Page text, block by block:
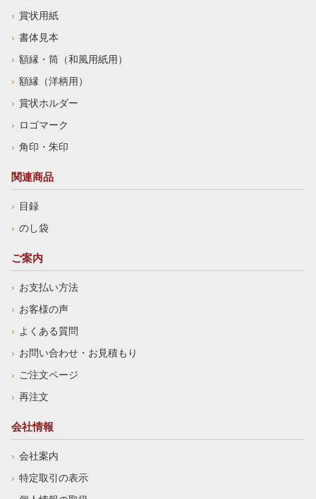
賞状用紙
書体見本
額縁・筒（和風用紙用）
額縁（洋柄用）
賞状ホルダー
ロゴマーク
角印・朱印
関連商品
目録
のし袋
ご案内
お支払い方法
お客様の声
よくある質問
お問い合わせ・お見積もり
ご注文ページ
再注文
会社情報
会社案内
特定取引の表示